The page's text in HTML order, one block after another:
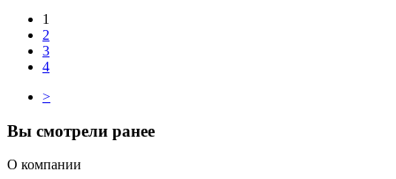
1
2
3
4
>
Вы смотрели ранее
О компании